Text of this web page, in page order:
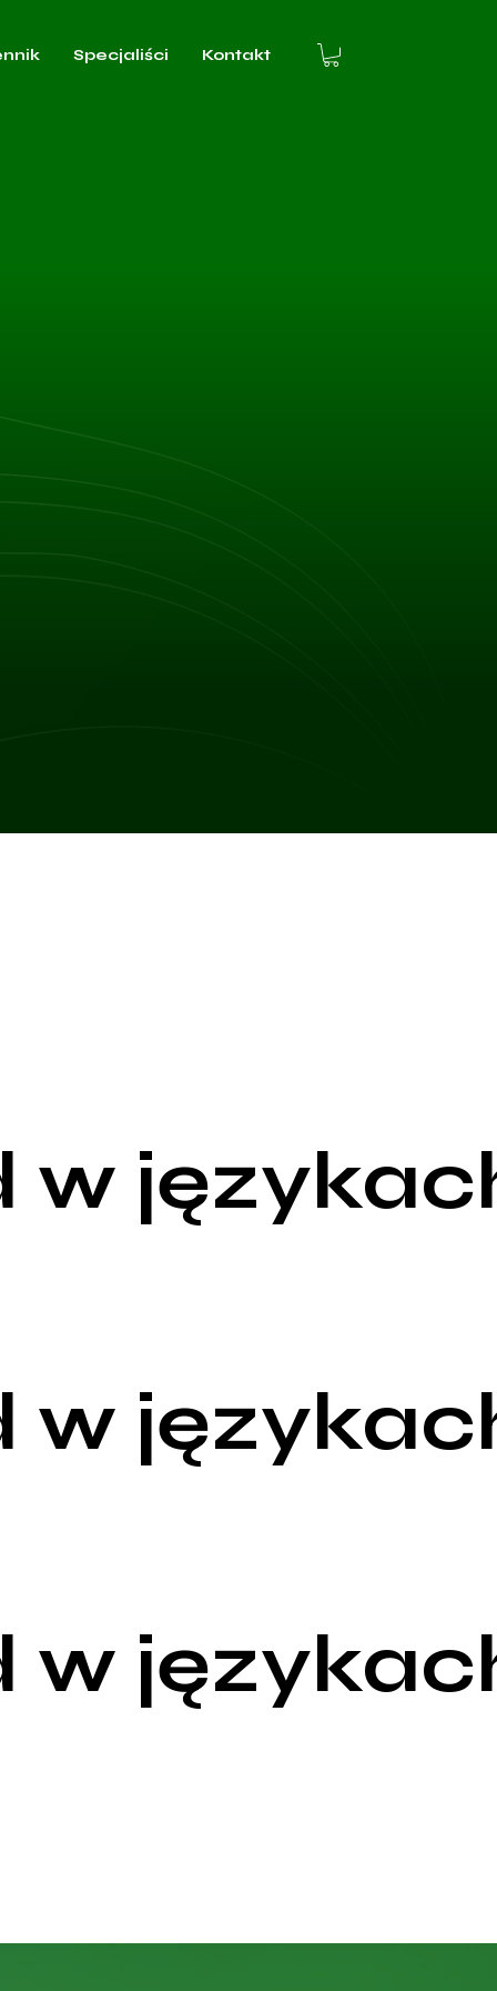
Specjaliści Kontakt
w
w
w